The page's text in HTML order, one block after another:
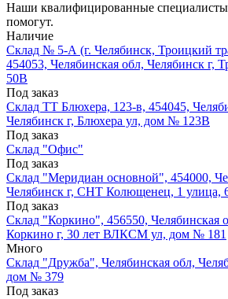
Наши квалифицированные специалисты
помогут.
Наличие
Склад № 5-А (г. Челябинск, Троицкий
454053, Челябинская обл, Челябинск г,
50В
Под заказ
Склад ТТ Блюхера, 123-в, 454045,
Челябинск г, Блюхера ул, дом № 123В
Под заказ
Склад "Офис"
Под заказ
Склад "Меридиан основной", 454000,
Челябинск г, СНТ Колющенец, 1 улица,
Под заказ
Склад "Коркино", 456550, Челябинская
Коркино г, 30 лет ВЛКСМ ул, дом № 181
Много
Склад "Дружба", Челябинская обл,
дом № 379
Под заказ